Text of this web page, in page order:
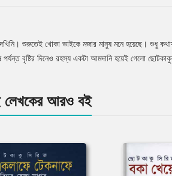
শুরুতেই খোকা ভাইকে মজার মানুষ মনে হয়েছে। শুধু
বৃষ্টির দিনেও রহস্য একটা আমদানি হয়েই গেলো
আরও বই